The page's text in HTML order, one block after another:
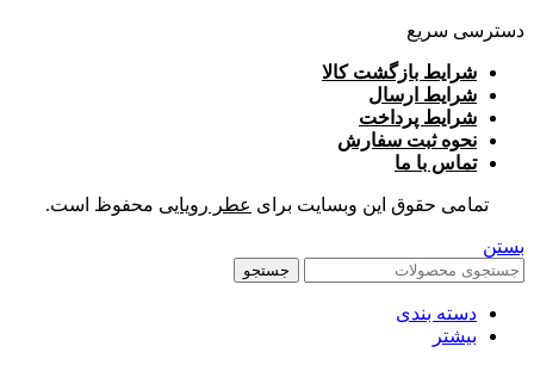
دسترسی سریع
شرایط بازگشت کالا
شرایط ارسال
شرایط پرداخت
نحوه ثبت سفارش
تماس با ما
تمامی حقوق این وبسایت برای عطر رویایی محفوظ است.
بستن
جستجو
دسته بندی
بیشتر